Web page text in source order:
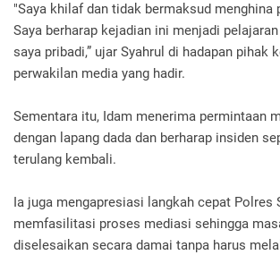
"Saya khilaf dan tidak bermaksud menghina
Saya berharap kejadian ini menjadi
saya pribadi,” ujar Syahrul di hadapan pihak
perwakilan media yang hadir.
Sementara itu, Idam menerima permintaan
dengan lapang dada dan berharap insiden
terulang kembali.
Ia juga mengapresiasi langkah cepat Polres
memfasilitasi proses mediasi sehingga
diselesaikan secara damai tanpa harus